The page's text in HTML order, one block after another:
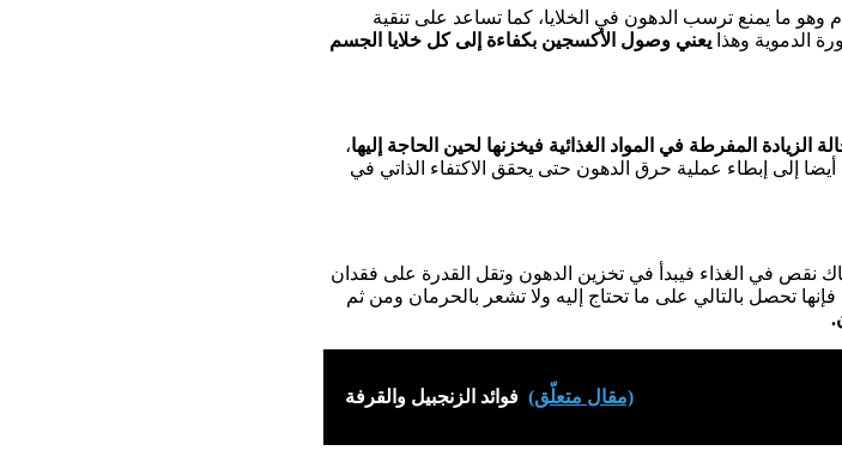
ما يمنع ترسب الدهون في الخلايا، كما تساعد على تنقية
الدموية وهذا يعني وصول الأكسجين بكفاءة إلى كل خلايا الجسم
الزيادة المفرطة في المواد الغذائية فيخزنها لحين الحاجة إليها،
إلى إبطاء عملية حرق الدهون حتى يحقق الاكتفاء الذاتي في
نقص في الغذاء فيبدأ في تخزين الدهون وتقل القدرة على فقدان
تحصل بالتالي على ما تحتاج إليه ولا تشعر بالحرمان ومن ثم
(مقال متعلّق) فوائد الزنجبيل والقرفة